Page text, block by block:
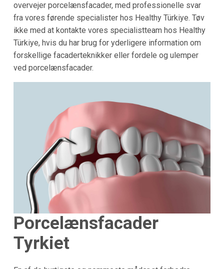
overvejer porcelænsfacader, med professionelle svar
fra vores førende specialister hos Healthy Türkiye. Tøv
ikke med at kontakte vores specialistteam hos Healthy
Türkiye, hvis du har brug for yderligere information om
forskellige facaderteknikker eller fordele og ulemper
ved porcelænsfacader.
Porcelænsfacader
Tyrkiet